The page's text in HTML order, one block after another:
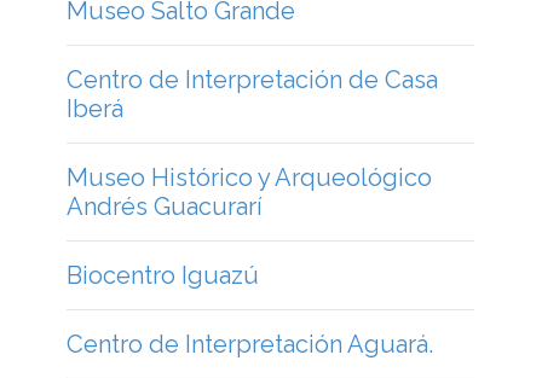
averlo fatto nel 1846 con una spirale in
qwe
Museo Salto Grande
Centro de Interpretación de Casa
Iberá